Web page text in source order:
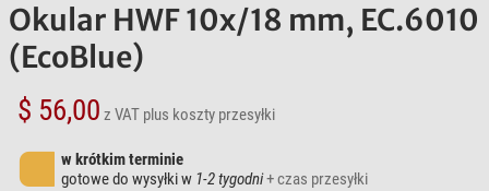
Okular HWF 10x/18 mm, EC.6010
(EcoBlue)
$ 56,00 z VAT plus koszty przesyłki
w krótkim terminie
gotowe do wysyłki w 1-2 tygodni+ czas przesyłki